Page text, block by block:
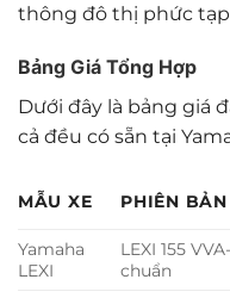
thông đô thị phức
Bảng Giá Tổng Hợp
Dưới đây là bảng giá
cả đều có sẵn tại
MẪU XE PHIÊN BẢN
Yamaha
LEXI
LEXI 155
chuẩn